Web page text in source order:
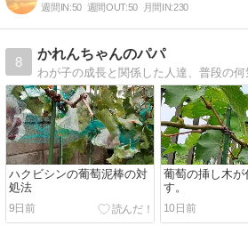
週間IN:50 週間OUT:50 月間IN:230
8
かれんちゃんのパパ
ハクビシンの葡萄泥棒の対
処法
9日前
葡萄の挿し木が
す。
10日前